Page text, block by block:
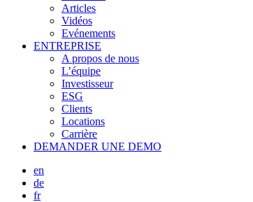
Articles
Vidéos
Evénements
ENTREPRISE
A propos de nous
L’équipe
Investisseur
ESG
Clients
Locations
Carrière
DEMANDER UNE DEMO
en
de
fr